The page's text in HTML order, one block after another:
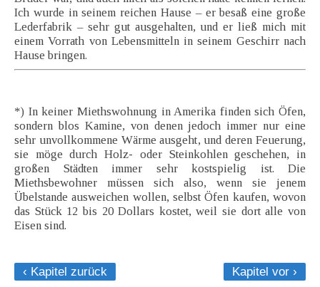
Ich wurde in seinem reichen Hause – er besaß eine große
Lederfabrik – sehr gut ausgehalten, und er ließ mich mit
einem Vorrath von Lebensmitteln in seinem Geschirr nach
Hause bringen.
*) In keiner Miethswohnung in Amerika finden sich Öfen,
sondern blos Kamine, von denen jedoch immer nur eine
sehr unvollkommene Wärme ausgeht, und deren Feuerung,
sie möge durch Holz- oder Steinkohlen geschehen, in
großen Städten immer sehr kostspielig ist. Die
Miethsbewohner müssen sich also, wenn sie jenem
Übelstande ausweichen wollen, selbst Öfen kaufen, wovon
das Stück 12 bis 20 Dollars kostet, weil sie dort alle von
Eisen sind.
‹ Kapitel zurück
Kapitel vor ›